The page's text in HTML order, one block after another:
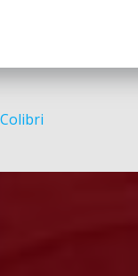
Colibri